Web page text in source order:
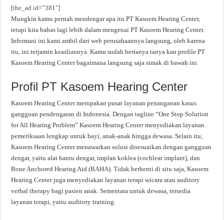
[the_ad id=”381″]
Mungkin kamu pernah mendengar apa itu PT Kasoem Hearing Center,
tetapi kita bahas lagi lebih dalam mengenai PT Kasoem Hearing Center.
Informasi ini kami ambil dari web perusahaannya langsung, oleh karena
itu, ini terjamin keasliannya. Kamu sudah bertanya tanya kan profile PT
Kasoem Hearing Center bagaimana langsung saja simak di bawah ini.
Profil PT Kasoem Hearing Center
Kasoem Hearing Center merupakan pusat layanan penanganan kasus
gangguan pendengaran di Indonesia. Dengan tagline “One Stop Solution
for All Hearing Problem” Kasoem Hearing Center menyediakan layanan
pemeriksaan lengkap untuk bayi, anak-anak hingga dewasa. Selain itu,
Kasoem Hearing Center menawarkan solusi disesuaikan dengan gangguan
dengar, yaitu alat bantu dengar, implan koklea (cochlear implant), dan
Bone Anchored Hearing Aid (BAHA). Tidak berhenti di situ saja, Kasoem
Hearing Center juga menyediakan layanan terapi wicara atau auditory
verbal therapy bagi pasien anak. Sementara untuk dewasa, tersedia
layanan terapi, yaitu auditory training.